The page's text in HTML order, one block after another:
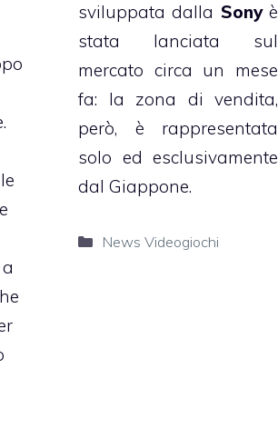
sviluppata dalla Sonyè
stata lanciata sul
mercato circa un mese
fa: la zona di vendita,
però, è rappresentata
solo ed esclusivamente
dal Giappone.
Categorie
News Videogiochi